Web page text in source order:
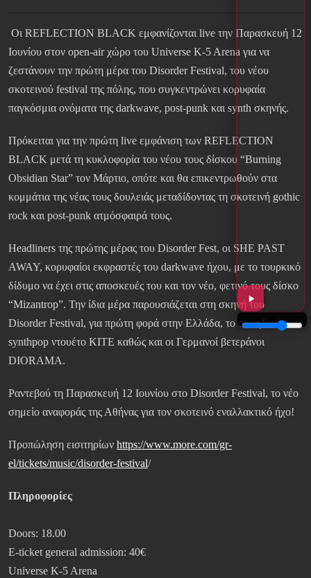
Οι REFLECTION BLACK εμφανίζονται live την Παρασκευή 12
Ιουνίου στον open-air χώρο του Universe K-5 Arena για να
ζεστάνουν την πρώτη μέρα του Disorder Festival, του νέου
σκοτεινού festival της πόλης, που συγκεντρώνει κορυφαία
παγκόσμια ονόματα της darkwave, post-punk και synth σκηνής.
Πρόκειται για την πρώτη live εμφάνιση των REFLECTION
BLACK μετά τη κυκλοφορία του νέου τους δίσκου “Burning
Obsidian Star” τον Μάρτιο, οπότε και θα επικεντρωθούν στα
κομμάτια της νέας τους δουλειάς μεταδίδοντας τη σκοτεινή gothic
rock και post-punk ατμόσφαιρά τους.
Headliners της πρώτης μέρας του Disorder Fest, οι SHE PAST
AWAY, κορυφαίοι εκφραστές του darkwave ήχου, με το τουρκικό
δίδυμο να έχει στις αποσκευές του και τον νέο, φετινό τους δίσκο
“Mizantrop”. Την ίδια μέρα παρουσιάζεται στη σκηνή του
Disorder Festival, για πρώτη φορά στην Ελλάδα, το σουηδικό
synthpop ντουέτο KITE καθώς και οι Γερμανοί βετεράνοι
DIORAMA.
Ραντεβού τη Παρασκευή 12 Ιουνίου στο Disorder Festival, το νέο
σημείο αναφοράς της Αθήνας για τον σκοτεινό εναλλακτικό ήχο!
Προπώληση εισιτηρίων https://www.more.com/gr-
el/tickets/music/disorder-festival/
Πληροφορίες
Doors: 18.00
E-ticket general admission: 40€
Universe K-5 Arena